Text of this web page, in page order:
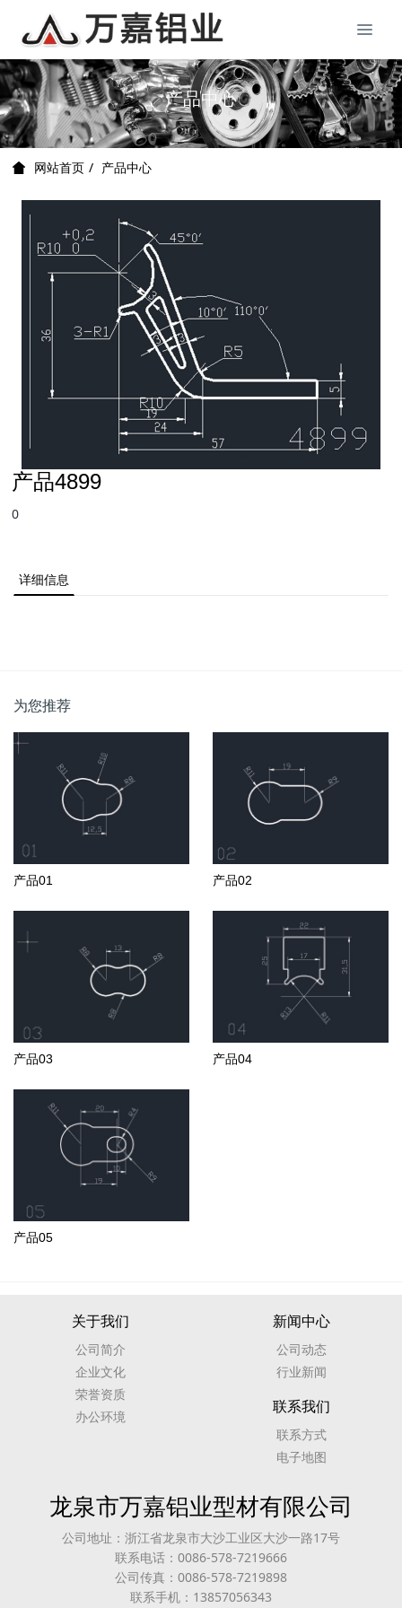
产品中心
网站首页 产品中心
产品4899
0
详细信息
为您推荐
产品01 产品02
产品03 产品04
产品05
关于我们
公司简介
企业文化
荣誉资质
办公环境
新闻中心
公司动态
行业新闻
联系我们
联系方式
电子地图
龙泉市万嘉铝业型材有限公司
公司地址：浙江省龙泉市大沙工业区大沙一路17号
联系电话：0086-578-7219666
公司传真：0086-578-7219898
联系手机：13857056343